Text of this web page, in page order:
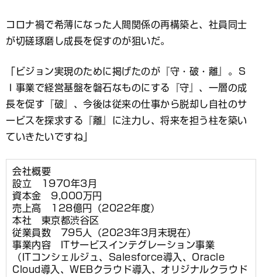
コロナ禍で希薄になった人間関係の再構築と、社員同士
が切磋琢磨し成長を促すのが狙いだ。
「ビジョン実現のために掲げたのが『守・破・離』。Ｓ
Ｉ事業で経営基盤を磐石なものにする『守』、一層の成
長を促す『破』、今後は従来の仕事から脱却し自社のサ
ービスを探求する『離』に注力し、将来を担う柱を築い
ていきたいですね」
会社概要
設立 1970年3月
資本金 9,000万円
売上高 128億円（2022年度）
本社 東京都渋谷区
従業員数 795人（2023年3月末現在）
事業内容 ITサービスインテグレーション事業
（ITコンシェルジュ、Salesforce導入、Oracle
Cloud導入、WEBクラウド導入、オリジナルクラウド